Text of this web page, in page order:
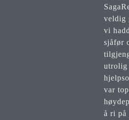
veldig
vi
sjåfør
utrolig
var
å ri på